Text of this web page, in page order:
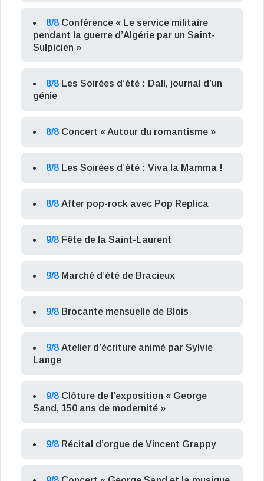
8/8 Conférence « Le service militaire
pendant la guerre d’Algérie par un Saint-
Sulpicien »
8/8 Les Soirées d’été : Dalí, journal d’un
génie
8/8 Concert « Autour du romantisme »
8/8 Les Soirées d’été : Viva la Mamma !
8/8 After pop-rock avec Pop Replica
9/8 Fête de la Saint-Laurent
9/8 Marché d’été de Bracieux
9/8 Brocante mensuelle de Blois
9/8 Atelier d’écriture animé par Sylvie
Lange
9/8 Clôture de l’exposition « George
Sand, 150 ans de modernité »
9/8 Récital d’orgue de Vincent Grappy